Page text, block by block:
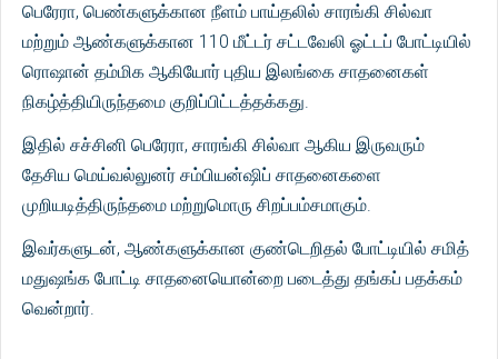
பெரேரா, பெண்களுக்கான நீளம் பாய்தலில் சாரங்கி சில்வா
மற்றும் ஆண்களுக்கான 110 மீட்டர் சட்டவேலி ஓட்டப் போட்டியில்
ரொஷான் தம்மிக ஆகியோர் புதிய இலங்கை சாதனைகள்
நிகழ்த்தியிருந்தமை குறிப்பிட்டத்தக்கது.
இதில் சச்சினி பெரேரா, சாரங்கி சில்வா ஆகிய இருவரும்
தேசிய மெய்வல்லுனர் சம்பியன்ஷிப் சாதனைகளை
முறியடித்திருந்தமை மற்றுமொரு சிறப்பம்சமாகும்.
இவர்களுடன், ஆண்களுக்கான குண்டெறிதல் போட்டியில் சமித்
மதுஷங்க போட்டி சாதனையொன்றை படைத்து தங்கப் பதக்கம்
வென்றார்.